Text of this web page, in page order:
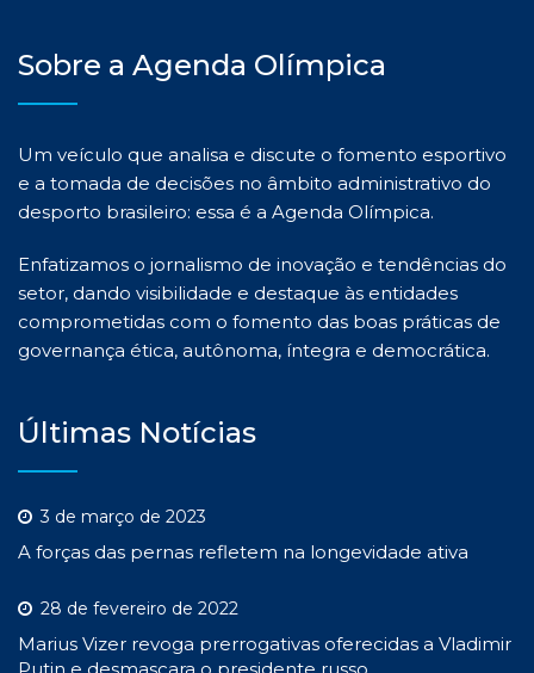
Sobre a Agenda Olímpica
Um veículo que analisa e discute o fomento esportivo
e a tomada de decisões no âmbito administrativo do
desporto brasileiro: essa é a Agenda Olímpica.
Enfatizamos o jornalismo de inovação e tendências do
setor, dando visibilidade e destaque às entidades
comprometidas com o fomento das boas práticas de
governança ética, autônoma, íntegra e democrática.
Últimas Notícias
3 de março de 2023
A forças das pernas refletem na longevidade ativa
28 de fevereiro de 2022
Marius Vizer revoga prerrogativas oferecidas a Vladimir